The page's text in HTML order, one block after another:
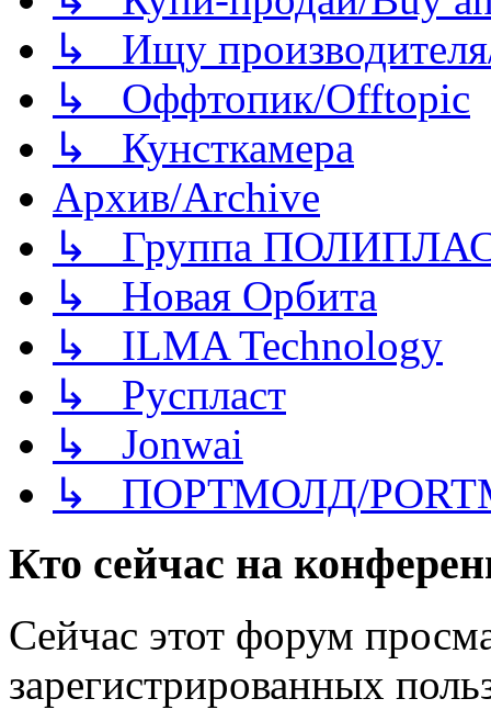
↳ Ищу
↳ Оффтопик/Offtopic
↳ Кунсткамера
Архив/Archive
↳ Группа
↳ Новая Орбита
↳ ILMA Technology
↳ Руспласт
↳ Jonwai
↳ ПОРТМОЛД/
Кто сейчас на
Сейчас этот форум
зарегистрированных